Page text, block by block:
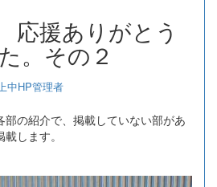
援ありがとう
。その２
中HP管理者
の紹介で、掲載していない部があ
します。